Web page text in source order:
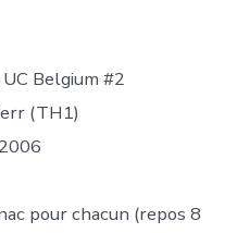
Belgium #2
(TH1)
pour chacun (repos 8